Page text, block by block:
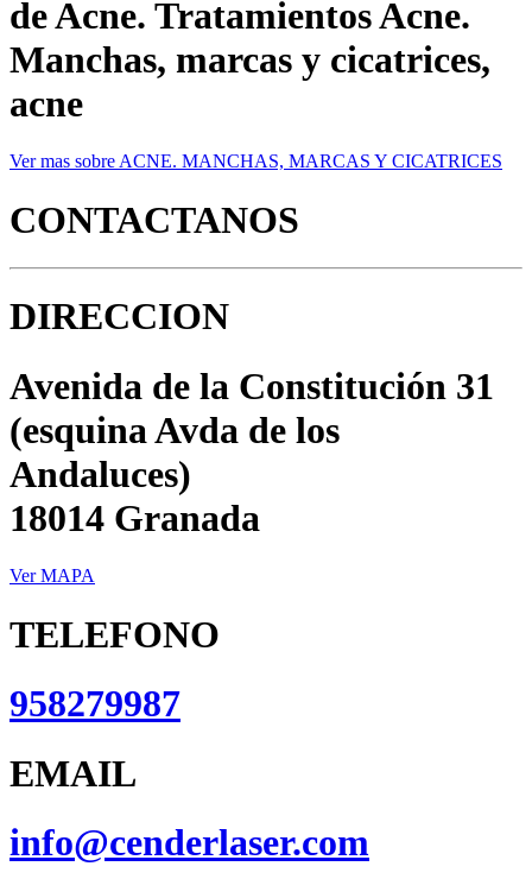
de Acne. Tratamientos Acne.
Manchas, marcas y cicatrices,
acne
Ver mas sobre ACNE. MANCHAS, MARCAS Y CICATRICES
CONTACTANOS
DIRECCION
Avenida de la Constitución 31
(esquina Avda de los
Andaluces)
18014 Granada
Ver MAPA
TELEFONO
958279987
EMAIL
info@cenderlaser.com